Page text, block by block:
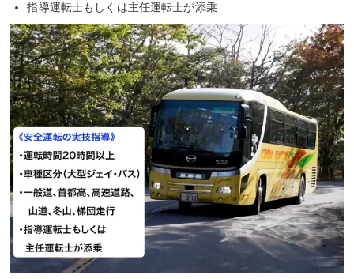
指導運転士もしくは主任運転士が添乗